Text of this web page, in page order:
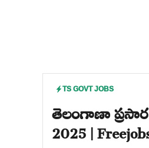
TS GOVT JOBS
తెలంగాణా ప్రసార
2025 |